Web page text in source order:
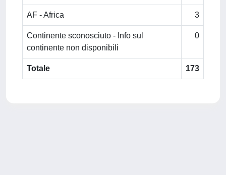
AF - Africa 3
Continente sconosciuto - Info sul
continente non disponibili
0
Totale 173